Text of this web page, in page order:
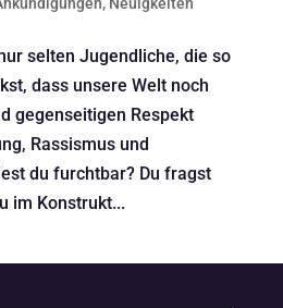
, Neuigkeiten
selten Jugendliche, die so
dass unsere Welt noch
gegenseitigen Respekt
Rassismus und
du furchtbar? Du fragst
im Konstrukt...